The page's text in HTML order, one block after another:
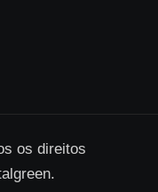
os direitos
.